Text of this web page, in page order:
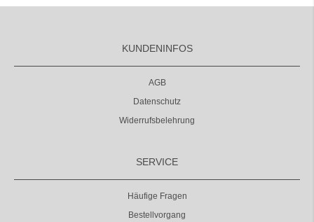
KUNDENINFOS
AGB
Datenschutz
Widerrufsbelehrung
SERVICE
Häufige Fragen
Bestellvorgang